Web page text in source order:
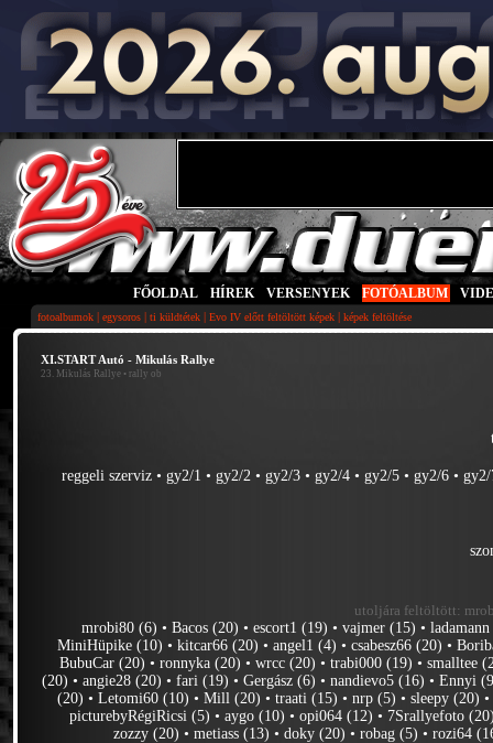
FŐOLDAL HÍREK VERSENYEK FOTÓALBUM
fotoalbumok | egysoros | ti küldtétek | Evo IV előtt feltöltött képek | képek feltöltése
XI.START Autó - Mikulás Rallye
23. Mikulás Rallye • rally ob
reggeli szerviz •gy2/1 •gy2/2 •gy2/3 •gy2/4 •gy2/5 •gy2/6 •
utoljára feltöltött:
mrobi80 (6) •Bacos (20) •escort1 (19) •vajmer (15) •
MiniHüpike (10) •kitcar66 (20) •angel1 (4) •csabesz66 (20) •
BubuCar (20) •ronnyka (20) •wrcc (20) •trabi000 (19) •smalltee
(20) •angie28 (20) •fari (19) •Gergász (6) •nandievo5 (16) •Ennyi
(20) •Letomi60 (10) •Mill (20) •traati (15) •nrp (5) •sleepy (20)
picturebyRégiRicsi (5) •aygo (10) •opi064 (12) • 7Srallyefoto
zozzy (20) •metiass (13) •doky (20) •robag (5) •rozi64